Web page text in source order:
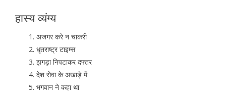
हास्य व्यंग्य
अजगर करे न चाकरी
धृतराष्ट्र टाइम्स
झगड़ा निपटाकर दफ्तर
देश सेवा के अखाड़े में
भगवान ने कहा था